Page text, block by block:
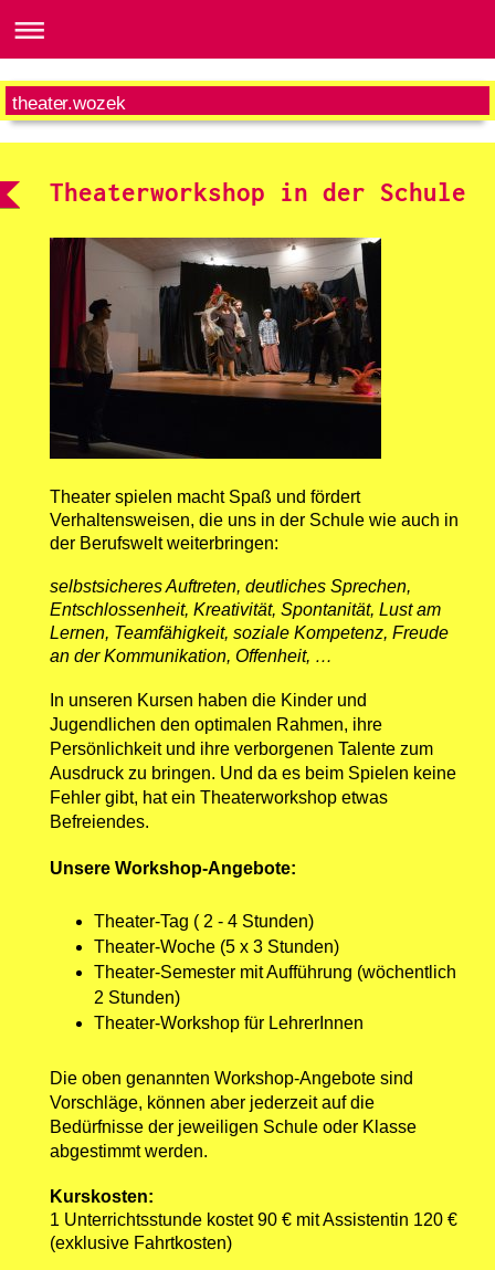
theater.wozek
Theaterworkshop in der Schule
Theater spielen macht Spaß und fördert
Verhaltensweisen, die uns in der Schule wie auch in
der Berufswelt weiterbringen:
selbstsicheres Auftreten, deutliches Sprechen,
Entschlossenheit, Kreativität, Spontanität, Lust am
Lernen, Teamfähigkeit, soziale Kompetenz, Freude
an der Kommunikation, Offenheit, …
In unseren Kursen haben die Kinder und
Jugendlichen den optimalen Rahmen, ihre
Persönlichkeit und ihre verborgenen Talente zum
Ausdruck zu bringen. Und da es beim Spielen keine
Fehler gibt, hat ein Theaterworkshop etwas
Befreiendes.
Unsere Workshop-Angebote:
Theater-Tag ( 2 - 4 Stunden)
Theater-Woche (5 x 3 Stunden)
Theater-Semester mit Aufführung (wöchentlich
2 Stunden)
Theater-Workshop für LehrerInnen
Die oben genannten Workshop-Angebote sind
Vorschläge, können aber jederzeit auf die
Bedürfnisse der jeweiligen Schule oder Klasse
abgestimmt werden.
Kurskosten:
1 Unterrichtsstunde kostet 90 € mit Assistentin 120 €
(exklusive Fahrtkosten)